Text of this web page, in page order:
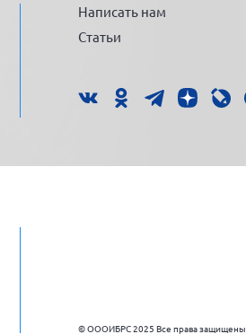
Написать нам
Статьи
© ОООИБРС 2025 Все права защищены